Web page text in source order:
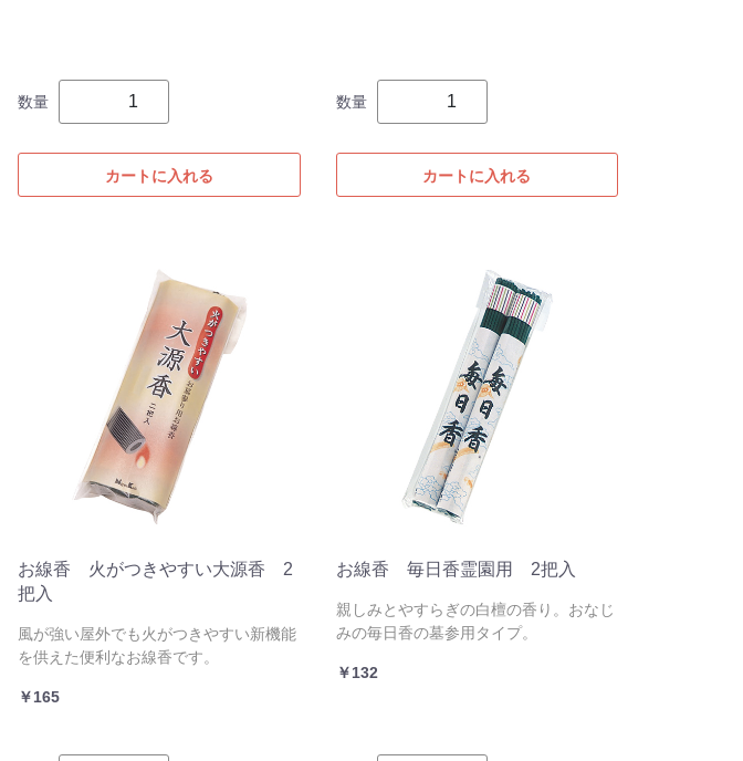
数量
カートに入れる
数量
カートに入れる
お線香 火がつきやすい大源香 2
把入
風が強い屋外でも火がつきやすい新機能
を供えた便利なお線香です。
￥165
お線香 毎日香霊園用 2把入
親しみとやすらぎの白檀の香り。おなじ
みの毎日香の墓参用タイプ。
￥132